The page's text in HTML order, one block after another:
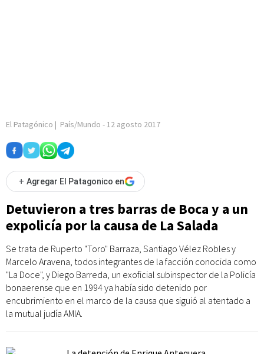
El Patagónico | País/Mundo - 12 agosto 2017
+ Agregar El Patagonico en
Detuvieron a tres barras de Boca y a un
expolicía por la causa de La Salada
Se trata de Ruperto "Toro" Barraza, Santiago Vélez Robles y
Marcelo Aravena, todos integrantes de la facción conocida como
"La Doce", y Diego Barreda, un exoficial subinspector de la Policía
bonaerense que en 1994 ya había sido detenido por
encubrimiento en el marco de la causa que siguió al atentado a
la mutual judía AMIA.